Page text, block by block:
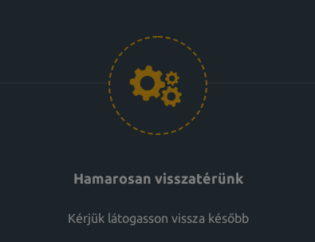
Hamarosan visszatérünk
Kérjük látogasson vissza később